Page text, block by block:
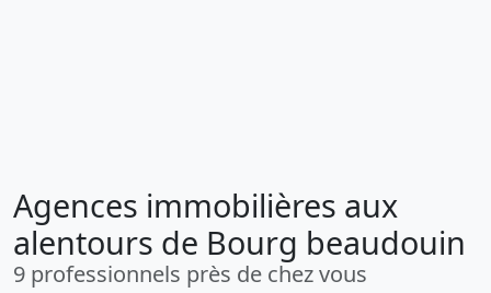
Agences immobilières aux
alentours de Bourg beaudouin
9 professionnels près de chez vous